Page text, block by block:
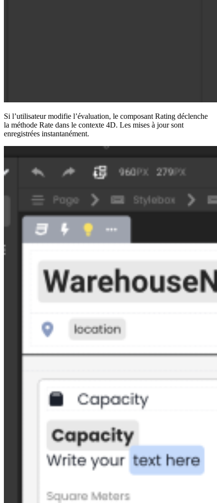
Si l’utilisateur modifie l’évaluation, le composant Rating déclenche
la méthode Rate dans le contexte 4D. Les mises à jour sont
enregistrées instantanément.